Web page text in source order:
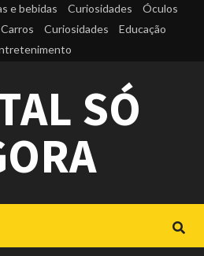
e bebidas Curiosidades
Óculos
Carros Curiosidades
Educação
SÓ